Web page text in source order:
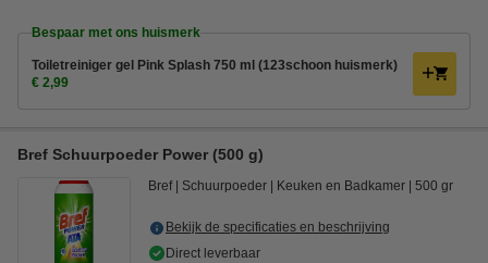
Bespaar met ons huismerk
Toiletreiniger gel Pink Splash 750 ml (123schoon huismerk)
€ 2,99
Bref Schuurpoeder Power (500 g)
Bref Schuurpoeder Keuken en Badkamer 500 gr
Bekijk de specificaties en beschrijving
Direct leverbaar